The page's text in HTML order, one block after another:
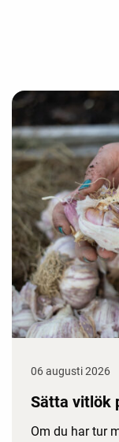
06 augusti 2026
Sätta vitlök
Om du har tur